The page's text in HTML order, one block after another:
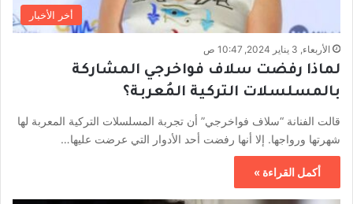
أخر الأخبار
الأربعاء, 3 يناير 2024, 10:47 ص
لماذا رفضت سلاف فواخرجي المشاركة
بالمسلسلات التركية المُعربة؟
قالت الفنانة “سلاف فواخرجي” أن تجربة المسلسلات التركية المعربة لها
شهرتها ورواجها. إلا أنها رفضت أحد الأدوار التي عرضت عليها…
أكمل القراءة »